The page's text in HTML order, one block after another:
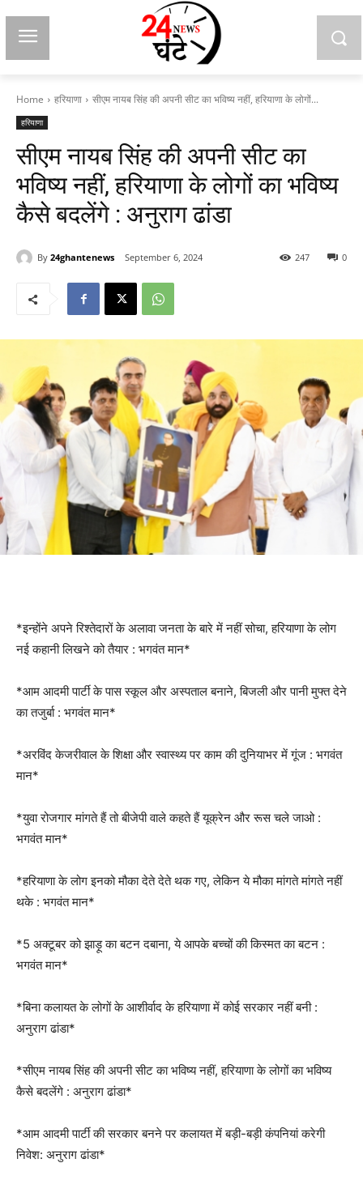
Home हरियाणा सीएम नायब सिंह की अपनी सीट का भविष्य नहीं, हरियाणा के लोगों...
हरियाणा
सीएम नायब सिंह की अपनी सीट का
भविष्य नहीं, हरियाणा के लोगों का भविष्य
कैसे बदलेंगे : अनुराग ढांडा
By 24ghantenews September 6, 2024 0
247
*इन्होंने अपने रिश्तेदारों के अलावा जनता के बारे में नहीं सोचा, हरियाणा के लोग
नई कहानी लिखने को तैयार : भगवंत मान*
*आम आदमी पार्टी के पास स्कूल और अस्पताल बनाने, बिजली और पानी मुफ्त देने
का तजुर्बा : भगवंत मान*
*अरविंद केजरीवाल के शिक्षा और स्वास्थ्य पर काम की दुनियाभर में गूंज : भगवंत
मान*
*युवा रोजगार मांगते हैं तो बीजेपी वाले कहते हैं यूक्रेन और रूस चले जाओ :
भगवंत मान*
*हरियाणा के लोग इनको मौका देते देते थक गए, लेकिन ये मौका मांगते मांगते नहीं
थके : भगवंत मान*
*5 अक्टूबर को झाड़ू का बटन दबाना, ये आपके बच्चों की किस्मत का बटन :
भगवंत मान*
*बिना कलायत के लोगों के आशीर्वाद के हरियाणा में कोई सरकार नहीं बनी :
अनुराग ढांडा*
*सीएम नायब सिंह की अपनी सीट का भविष्य नहीं, हरियाणा के लोगों का भविष्य
कैसे बदलेंगे : अनुराग ढांडा*
*आम आदमी पार्टी की सरकार बनने पर कलायत में बड़ी-बड़ी कंपनियां करेगी
निवेश: अनुराग ढांडा*